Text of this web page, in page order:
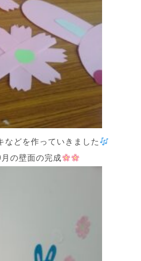
などを作っていきました
の壁面の完成